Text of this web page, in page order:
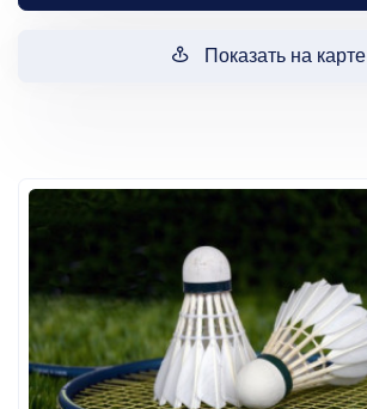
Показать на карте